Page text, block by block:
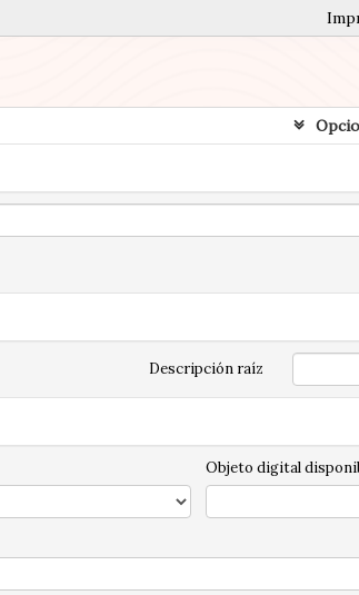
Descripción raíz
Objeto digital